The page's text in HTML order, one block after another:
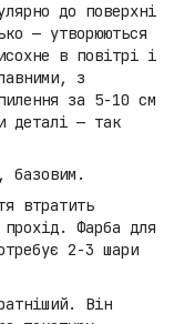
до поверхні
— утворюються
в повітрі і
з
за 5-10 см
деталі — так
базовим.
втратить
Фарба для
2-3 шари
Він